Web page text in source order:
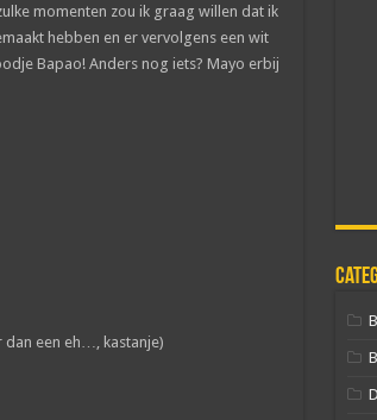
momenten zou ik graag willen dat ik
hebben en er vervolgens een wit
Bapao! Anders nog iets? Mayo erbij
dan een eh…, kastanje)